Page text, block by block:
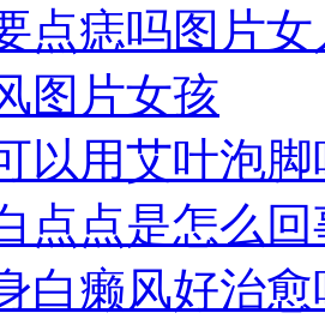
点痣吗图片女
图片女孩
以用艾叶泡
点点是怎么
白癞风好治愈